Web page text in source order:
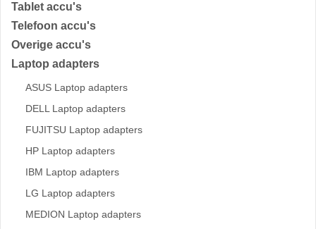
Tablet accu's
Telefoon accu's
Overige accu's
Laptop adapters
ASUS Laptop adapters
DELL Laptop adapters
FUJITSU Laptop adapters
HP Laptop adapters
IBM Laptop adapters
LG Laptop adapters
MEDION Laptop adapters